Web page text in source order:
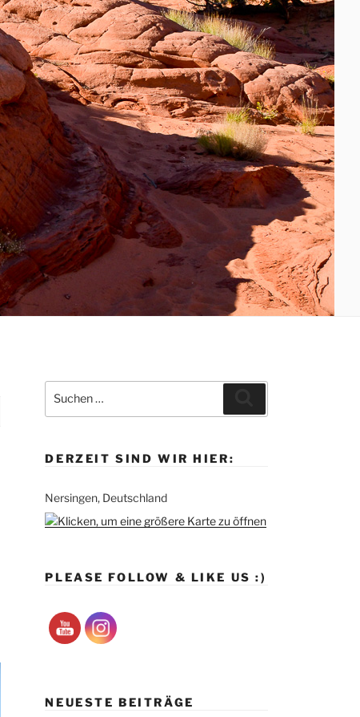
nach:
DERZEIT SIND WIR HIER:
Nersingen, Deutschland
PLEASE FOLLOW & LIKE US :)
NEUESTE BEITRÄGE